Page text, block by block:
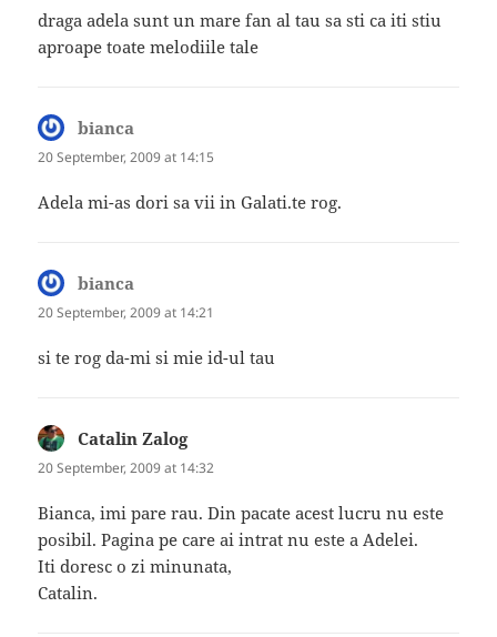
draga adela sunt un mare fan al tau sa sti ca iti stiu
aproape toate melodiile tale
bianca
20 September, 2009 at 14:15
Adela mi-as dori sa vii in Galati.te rog.
bianca
20 September, 2009 at 14:21
si te rog da-mi si mie id-ul tau
Catalin Zalogsays:
20 September, 2009 at 14:32
Bianca, imi pare rau. Din pacate acest lucru nu este
posibil. Pagina pe care ai intrat nu este a Adelei.
Iti doresc o zi minunata,
Catalin.